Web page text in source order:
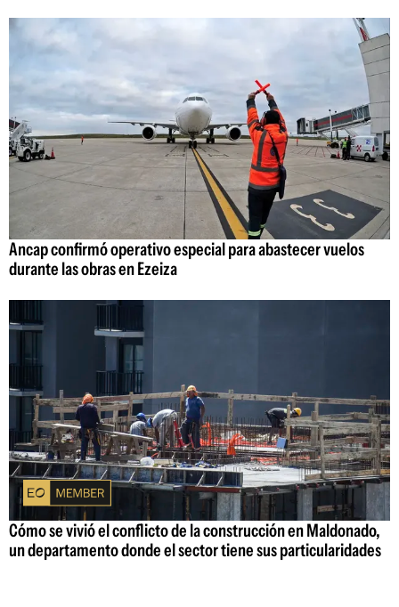
Ancap confirmó operativo especial para abastecer vuelos
durante las obras en Ezeiza
Cómo se vivió el conflicto de la construcción en Maldonado,
un departamento donde el sector tiene sus particularidades